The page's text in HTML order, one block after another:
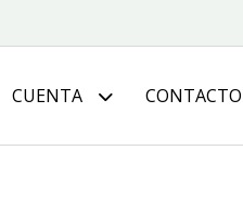
CUENTA CONTACTO